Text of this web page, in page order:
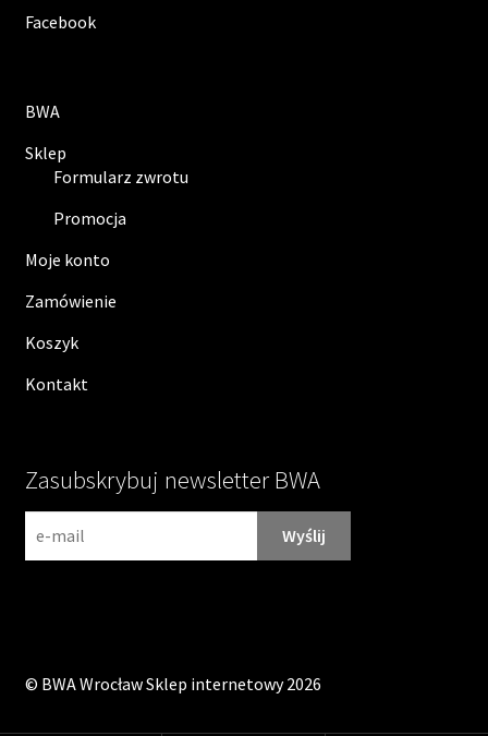
Facebook
BWA
Sklep
Formularz zwrotu
Promocja
Moje konto
Zamówienie
Koszyk
Kontakt
Zasubskrybuj newsletter BWA
t
© BWA Wrocław Sklep internetowy2026